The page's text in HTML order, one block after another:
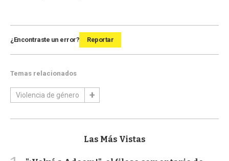
¿Encontraste un error? Reportar
Temas relacionados
Violencia de género
Las Más Vistas